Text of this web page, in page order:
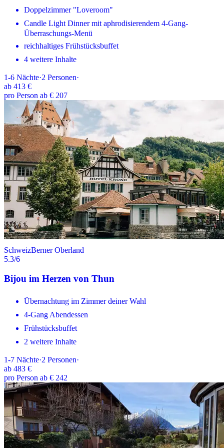
Doppelzimmer "Loveroom"
Candle Light Dinner mit aphrodisierendem 4-Gang-
Überraschungs-Menü
reichhaltiges Frühstücksbuffet
4 weitere Inhalte
1-6 Nächte·2 Personen·
ab 413 €
pro Person ab € 207
SchweizBerner Oberland
5.3/6
Bijou im Herzen von Thun
Übernachtung im Zimmer deiner Wahl
4-Gang Abendessen
Frühstücksbuffet
2 weitere Inhalte
1-7 Nächte·2 Personen·
ab 483 €
pro Person ab € 242